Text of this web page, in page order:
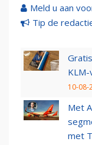
Meld u aan
Tip de
KLM-
10-08-
Met
met